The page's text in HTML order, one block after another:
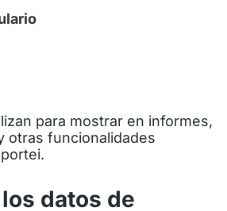
para mostrar en informes,
otras funcionalidades
datos de